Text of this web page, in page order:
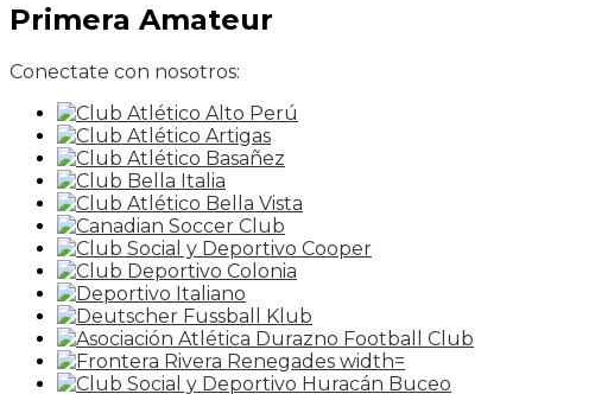
Primera Amateur
Conectate con nosotros: